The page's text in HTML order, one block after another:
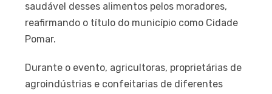
saudável desses alimentos pelos moradores,
reafirmando o título do município como Cidade
Pomar.
Durante o evento, agricultoras, proprietárias de
agroindústrias e confeitarias de diferentes